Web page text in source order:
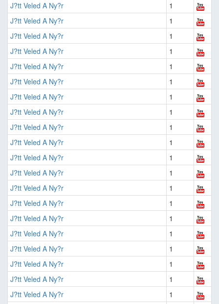
J?tt Veled A Ny?r
1
J?tt Veled A Ny?r
1
J?tt Veled A Ny?r
1
J?tt Veled A Ny?r
1
J?tt Veled A Ny?r
1
J?tt Veled A Ny?r
1
J?tt Veled A Ny?r
1
J?tt Veled A Ny?r
1
J?tt Veled A Ny?r
1
J?tt Veled A Ny?r
1
J?tt Veled A Ny?r
1
J?tt Veled A Ny?r
1
J?tt Veled A Ny?r
1
J?tt Veled A Ny?r
1
J?tt Veled A Ny?r
1
J?tt Veled A Ny?r
1
J?tt Veled A Ny?r
1
J?tt Veled A Ny?r
1
J?tt Veled A Ny?r
1
J?tt Veled A Ny?r
1